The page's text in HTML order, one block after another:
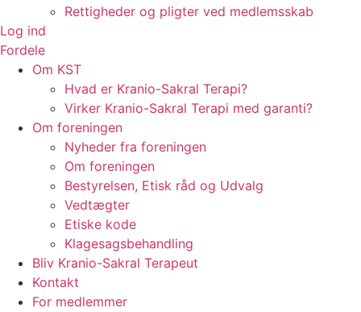
Rettigheder og pligter ved medlemsskab
Log ind
Fordele
Om KST
Hvad er Kranio-Sakral Terapi?
Virker Kranio-Sakral Terapi med garanti?
Om foreningen
Nyheder fra foreningen
Om foreningen
Bestyrelsen, Etisk råd og Udvalg
Vedtægter
Etiske kode
Klagesagsbehandling
Bliv Kranio-Sakral Terapeut
Kontakt
For medlemmer